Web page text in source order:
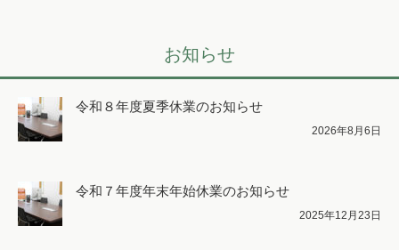
お知らせ
令和８年度夏季休業のお知らせ
2026年8月6日
令和７年度年末年始休業のお知らせ
2025年12月23日